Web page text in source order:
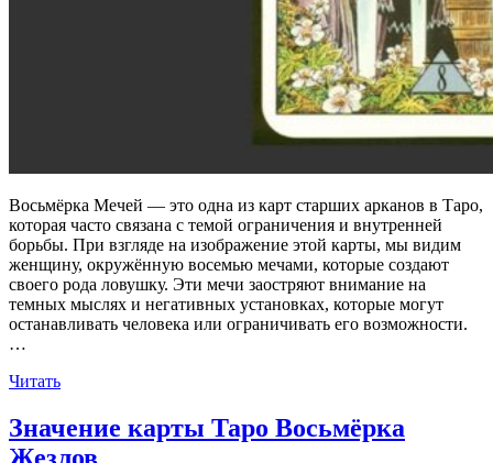
Восьмёрка Мечей — это одна из карт старших арканов в Таро,
которая часто связана с темой ограничения и внутренней
борьбы. При взгляде на изображение этой карты, мы видим
женщину, окружённую восемью мечами, которые создают
своего рода ловушку. Эти мечи заостряют внимание на
темных мыслях и негативных установках, которые могут
останавливать человека или ограничивать его возможности.
…
Читать«Значение
Восьмёрка
Значение карты Таро Восьмёрка